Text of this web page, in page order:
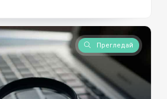
Прегледай